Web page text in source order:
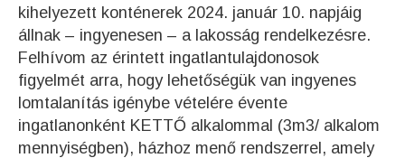
kihelyezett konténerek 2024. január 10. napjáig
állnak – ingyenesen – a lakosság rendelkezésre.
Felhívom az érintett ingatlantulajdonosok
figyelmét arra, hogy lehetőségük van ingyenes
lomtalanítás igénybe vételére évente
ingatlanonként KETTŐ alkalommal (3m3/ alkalom
mennyiségben), házhoz menő rendszerrel, amely